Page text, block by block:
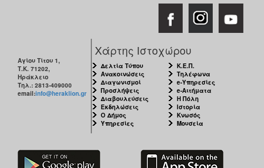
Αγίου Τίτου 1,
Τ.Κ. 71202,
Ηράκλειο
Τηλ.: 2813-409000
email:info@heraklion.gr
Χάρτης Ιστοχώρου
Δελτία Τύπου
Ανακοινώσεις
Διαγωνισμοί
Προσλήψεις
Διαβουλεύσεις
Εκδηλώσεις
Ο Δήμος
Υπηρεσίες
Κ.Ε.Π.
Τηλέφωνα
e-Υπηρεσίες
e-Αιτήματα
Η Πόλη
Ιστορία
Κνωσός
Μουσεία